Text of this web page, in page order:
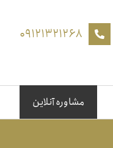
۰۹۱۲۱۳۲۱۲۶۸
مشاوره آنلاین